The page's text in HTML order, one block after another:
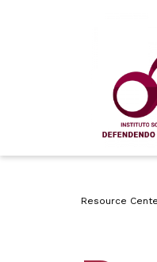
Resource